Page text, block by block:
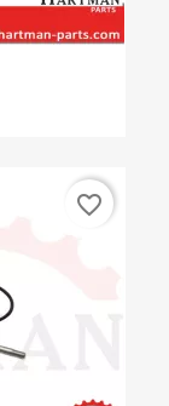
favorite_border